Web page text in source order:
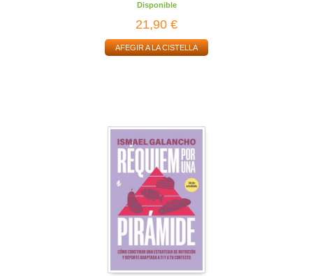
Disponible
21,90 €
AFEGIR A LA CISTELLA